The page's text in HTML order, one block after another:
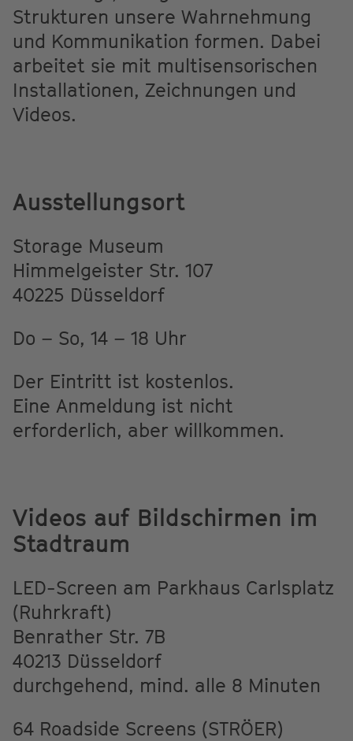
Strukturen unsere Wahrnehmung
und Kommunikation formen. Dabei
arbeitet sie mit multisensorischen
Installationen, Zeichnungen und
Videos.
Ausstellungsort
Storage Museum
Himmelgeister Str. 107
40225 Düsseldorf
Do – So, 14 – 18 Uhr
Der Eintritt ist kostenlos.
Eine Anmeldung ist nicht
erforderlich, aber willkommen.
Videos auf Bildschirmen im
Stadtraum
LED-Screen am Parkhaus Carlsplatz
(Ruhrkraft)
Benrather Str. 7B
40213 Düsseldorf
durchgehend, mind. alle 8 Minuten
64 Roadside Screens (STRÖER)